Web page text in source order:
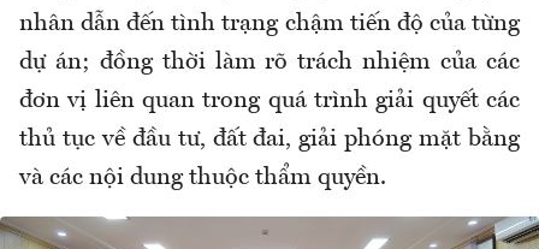
nhân dẫn đến tình trạng chậm tiến độ của từng
dự án; đồng thời làm rõ trách nhiệm của các
đơn vị liên quan trong quá trình giải quyết các
thủ tục về đầu tư, đất đai, giải phóng mặt bằng
và các nội dung thuộc thẩm quyền.